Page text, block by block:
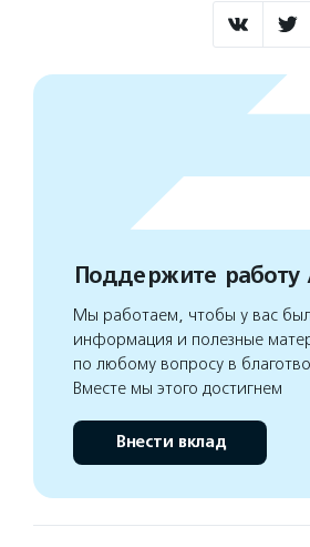
Поддержите
Мы работаем, чтобы у вас
информация и полезные
по любому вопросу в
Вместе мы этого достигнем
Внести вклад